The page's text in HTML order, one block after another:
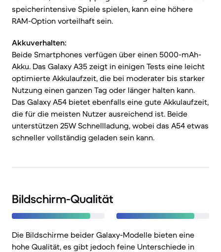
speicherintensive Spiele spielen, kann eine höhere
RAM-Option vorteilhaft sein.
Akkuverhalten:
Beide Smartphones verfügen über einen 5000-mAh-
Akku. Das Galaxy A35 zeigt in einigen Tests eine leicht
optimierte Akkulaufzeit, die bei moderater bis starker
Nutzung einen ganzen Tag oder länger halten kann.
Das Galaxy A54 bietet ebenfalls eine gute Akkulaufzeit,
die für die meisten Nutzer ausreichend ist. Beide
unterstützen 25W Schnellladung, wobei das A54 etwas
schneller vollständig geladen sein kann.
Bildschirm-Qualität
Die Bildschirme beider Galaxy-Modelle bieten eine
hohe Qualität, es gibt jedoch feine Unterschiede in